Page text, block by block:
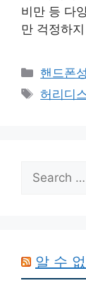
비만 등 다
만 걱정하
핸드폰
Tags
허리디
for:
알 수